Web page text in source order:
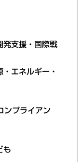
発支援・国際戦
エネルギー・
ンプライアン
も